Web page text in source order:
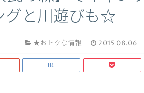
グと川遊びも☆
★おトクな情報 2015.08.06